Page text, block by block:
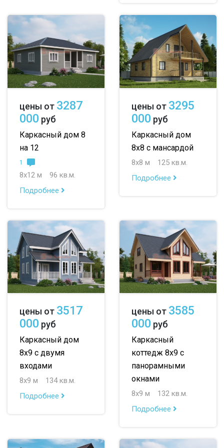
цены от 3287
000 руб
Каркасный дом 8
на 12
1
8х12 м
96 кв.м.
Подробнее
цены от 3295
000 руб
Каркасный дом
8х8 с мансардой
8х8 м
125 кв.м.
Подробнее
цены от 3517
000 руб
Каркасный дом
8х9 с двумя
входами
8х9 м
134 кв.м.
Подробнее
цены от 3585
000 руб
Каркасный
коттедж 8х9 с
панорамными
окнами
8х9 м
132 кв.м.
Подробнее